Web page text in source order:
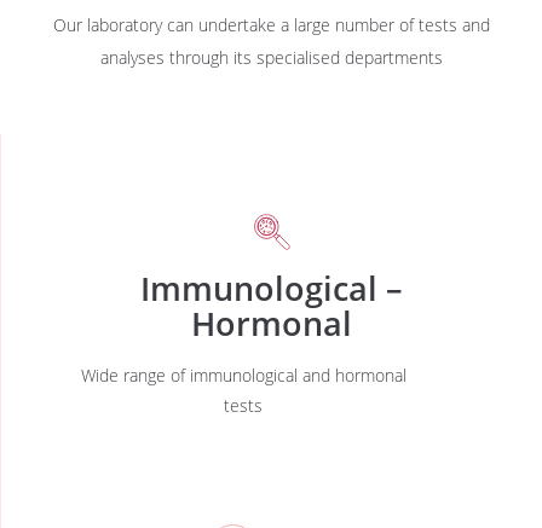
Our laboratory can undertake a large number of tests and
analyses through its specialised departments
Immunological –
Hormonal
Wide range of immunological and hormonal
tests